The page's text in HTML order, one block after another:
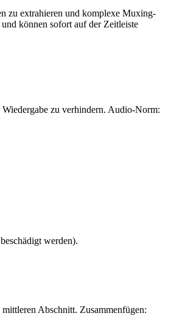
zu extrahieren und komplexe Muxing-
können sofort auf der Zeitleiste
zu verhindern. Audio-Norm:
werden).
Abschnitt. Zusammenfügen: